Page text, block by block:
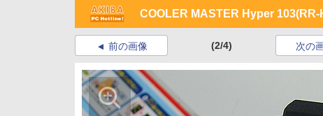
COOLER MASTER Hyper
前の画像 (2/4) 次の